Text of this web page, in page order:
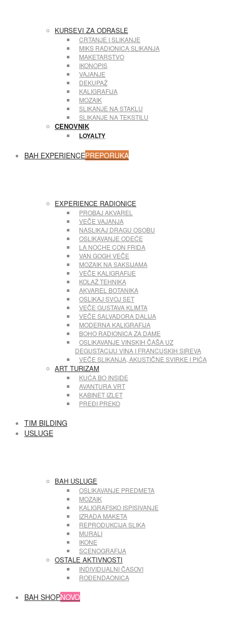
KURSEVI ZA ODRASLE
CRTANJE I SLIKANJE
MIKS RADIONICA SLIKANJA
MAKETARSTVO
IKONOPIS
VAJANJE
DEKUPAŽ
KALIGRAFIJA
MOZAIK
SLIKANJE NA STAKLU
SLIKANJE NA TEKSTILU
CENOVNIK
LOYALTY
BAH EXPERIENCEPREPORUKA
EXPERIENCE RADIONICE
PROBAJ AKVAREL
VEČE VAJANJA
NASLIKAJ DRAGU OSOBU
OSLIKAVANJE ODEĆE
LA NOCHE CON FRIDA
VAN GOGH VEČE
MOZAIK NA SAKSIJAMA
VEČE KALIGRAFIJE
KOLAŽ TEHNIKA
AKVAREL BOTANIKA
OSLIKAJ SVOJ SET
VEČE GUSTAVA KLIMTA
VEČE SALVADORA DALIJA
MODERNA KALIGRAFIJA
BOHO RADIONICA ZA DAME
OSLIKAVANJE VINSKIH ČAŠA UZ
DEGUSTACIJU VINA I FRANCUSKIH SIREVA
VEČE SLIKANJA, AKUSTIČNE SVIRKE I PIĆA
ART TURIZAM
KUĆA BO INSIDE
AVANTURA VRT
KABINET IZLET
PREĐI PREKO
TIM BILDING
USLUGE
BAH USLUGE
OSLIKAVANJE PREDMETA
MOZAIK
KALIGRAFSKO ISPISIVANJE
IZRADA MAKETA
REPRODUKCIJA SLIKA
MURALI
IKONE
SCENOGRAFIJA
OSTALE AKTIVNOSTI
INDIVIDUALNI ČASOVI
ROĐENDAONICA
BAH SHOPNOVO